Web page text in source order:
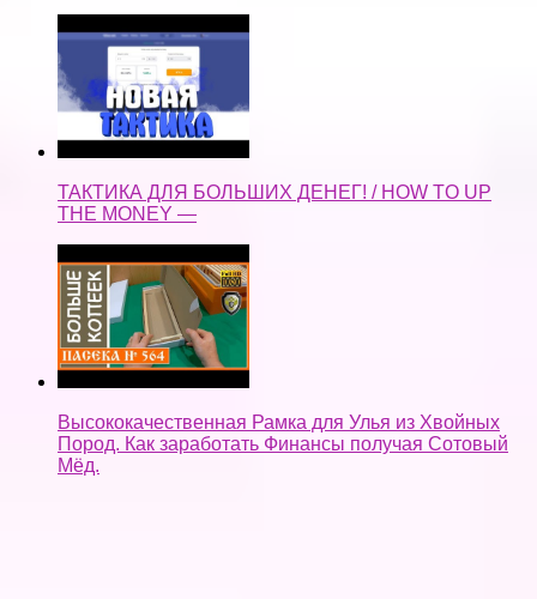
ТАКТИКА ДЛЯ БОЛЬШИХ ДЕНЕГ! / HOW TO UP
THE MONEY —
Высококачественная Рамка для Улья из Хвойных
Пород. Как заработать Финансы получая Сотовый
Мёд.
Тренинг — "Легкие деньги". Ведущий А. Свияш
"Борьба и осуждение". —
легкие деньги как быстренько заработать на копке